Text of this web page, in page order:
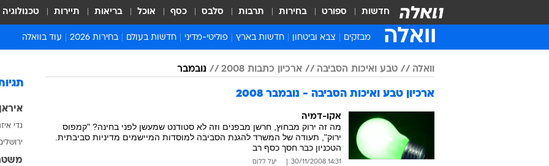
חדשות ספורט בחירות תרבות סלבס כסף אוכל בריאות תיירות טכנולוגיה
וואלה מבזקים צבא וביטחון חדשות בארץ
חדשות פלילים ומשפט
חינוך
בריאות
חברה ורווחה
פוליטי-מדיני
יחסי חוץ
חדשות בעולם
אירופה
אפריקה
בחירות 2026 עוד בוואלה
סרי ושלזינגר
אסור לפספס
וואלה טבע ואיכות הסביבה ארכיון כתבות 2008 נובמבר
ארכיון טבע ואיכות הסביבה - נובמבר 2008
אקו-דמיה
מה זה ירוק מבחוץ, חרשן מבפנים וזה לא סטודנט שמעשן לפני בחינה? "קמפוס
ירוק", תעודה של המשרד להגנת הסביבה למוסדות המיישמים מדיניות סביבתית.
הטכניון כבר חסך כסף רב
14:31 30/11/2008 יעל ללום
איראן
גדי
ירושלים